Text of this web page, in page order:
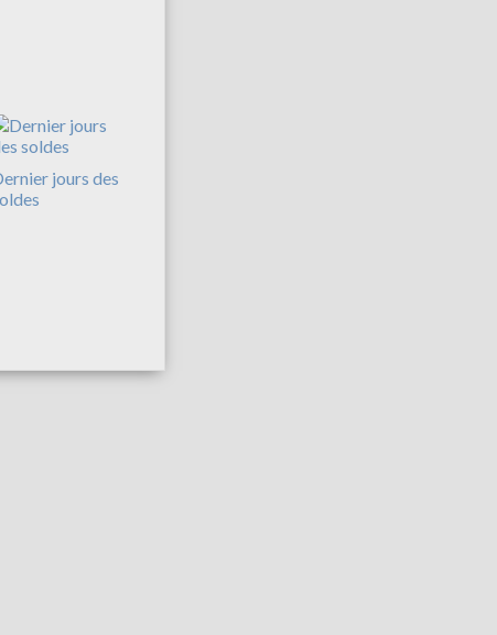
jours des